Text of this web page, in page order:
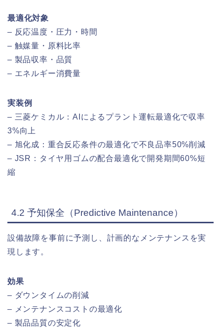
最適化対象
– 反応温度・圧力・時間
– 触媒量・原料比率
– 製品収率・品質
– エネルギー消費量
実装例
– 三菱ケミカル：AIによるプラント運転最適化で収率
3%向上
– 旭化成：重合反応条件の最適化で不良品率50%削減
– JSR：タイヤ用ゴムの配合最適化で開発期間60%短
縮
4.2 予知保全（Predictive Maintenance）
設備故障を事前に予測し、計画的なメンテナンスを実
現します。
効果
– ダウンタイムの削減
– メンテナンスコストの最適化
– 製品品質の安定化